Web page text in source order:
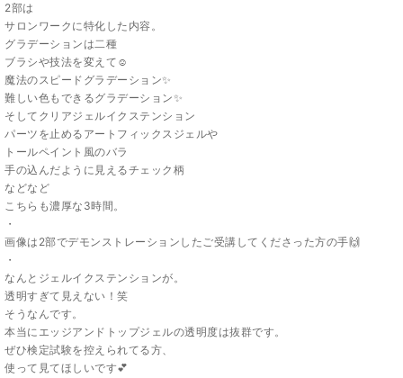
2部は
サロンワークに特化した内容。
グラデーションは二種
ブラシや技法を変えて☺️
魔法のスピードグラデーション✨
難しい色もできるグラデーション✨
そしてクリアジェルイクステンション
パーツを止めるアートフィックスジェルや
トールペイント風のバラ
手の込んだように見えるチェック柄
などなど
こちらも濃厚な3時間。
・
画像は2部でデモンストレーションしたご受講してくださった方の手🙌
・
なんとジェルイクステンションが。
透明すぎて見えない！笑
そうなんです。
本当にエッジアンドトップジェルの透明度は抜群です。
ぜひ検定試験を控えられてる方、
使って見てほしいです💕